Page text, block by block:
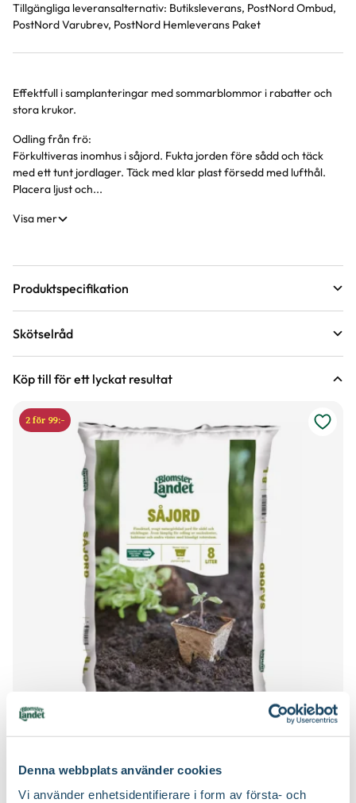
Denna webbplats använder cookies
Vi använder enhetsidentifierare i form av första- och
Tillgängliga leveransalternativ: Butiksleverans, PostNord Ombud,
PostNord Varubrev, PostNord Hemleverans Paket
Produktinformation
Effektfull i samplanteringar med sommarblommor i rabatter och
stora krukor.
Odling från frö:
Förkultiveras inomhus i såjord. Fukta jorden före sådd och täck
med ett tunt jordlager. Täck med klar plast försedd med lufthål.
Placera ljust och...
Visa mer
Produktspecifikation
Förväntad sluthöjd
Blomningstid
Förpackningsantal 10 st i förpackningen
Impecta
236514
Skötselråd
Läge Halvskugga till skugga
Köp till för ett lyckat resultat
2 för 99:-
Såjord
5990
Välj butik